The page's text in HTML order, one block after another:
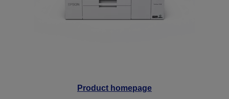
Product homepage